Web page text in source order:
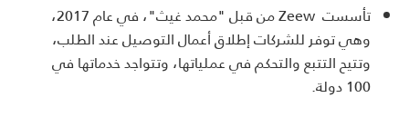
تأسست Zeew
من قبل "محمد غيث"، في عام 2017،
وهي توفر للشركات إطلاق أعمال التوصيل عند الطلب،
وتتيح التتبع والتحكم في عملياتها، وتتواجد خدماتها في
100 دولة.